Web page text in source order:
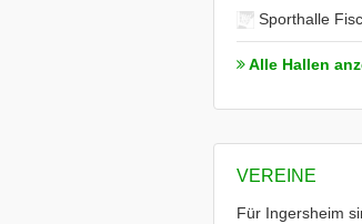
Sporthalle
Alle Hallen
VEREINE
Für Ingersheim